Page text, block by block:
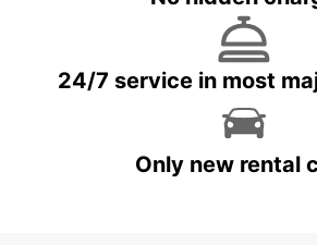
24/7 service in most
Only new rental